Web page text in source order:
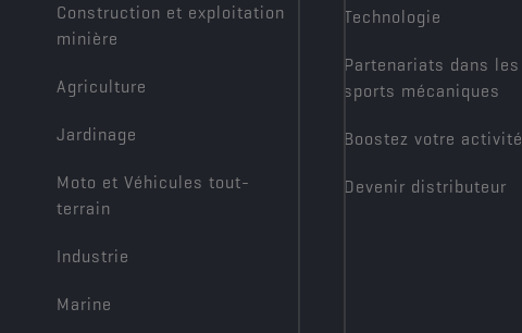
Construction et exploitation
minière
Agriculture
Jardinage
Moto et Véhicules tout-
terrain
Industrie
Marine
Technologie
Partenariats dans les
sports mécaniques
Boostez votre activité
Devenir distributeur